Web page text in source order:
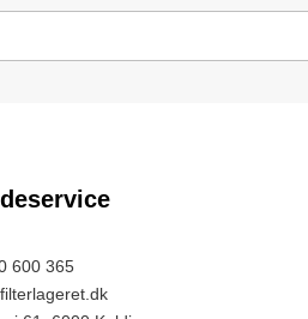
600 365